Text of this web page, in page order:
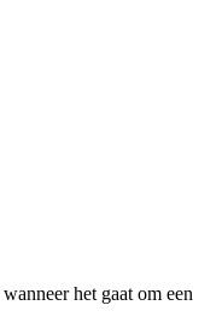
wanneer het gaat om een